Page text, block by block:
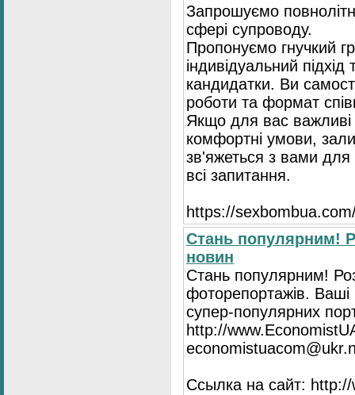
Запрошуємо
сфері супроводу.
Пропонуємо гнучкий
індивідуальний
кандидатки. Ви
роботи та формат
Якщо для вас важливі
комфортні умови,
зв'яжеться з вами для
всі запитання.
https://
Стань популярним!
новин
Стань популярним!
фоторепортажів. Ваші
супер-популярних
http://
Ссылка на сайт: